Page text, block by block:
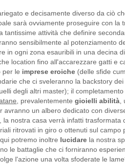
e decisamente diverso da ciò
sarà ovviamente proseguire con la
attività che definire
sensibilmente al potenziamento
in ogni zona esauribili in una decina
location fino all'accarezzare gatti e
per le imprese eroiche (delle sfide
che ci sveleranno la backstory
degli altri master); il
, prevalentemente gioielli abilità
un albero dedicato con
, la nostra casa verrà infatti
ritrovati in giro o ottenuti sul campo
potremo inoltre lucidare la nostra
le battaglie che ci forniranno
l'azione una volta sfoderate le